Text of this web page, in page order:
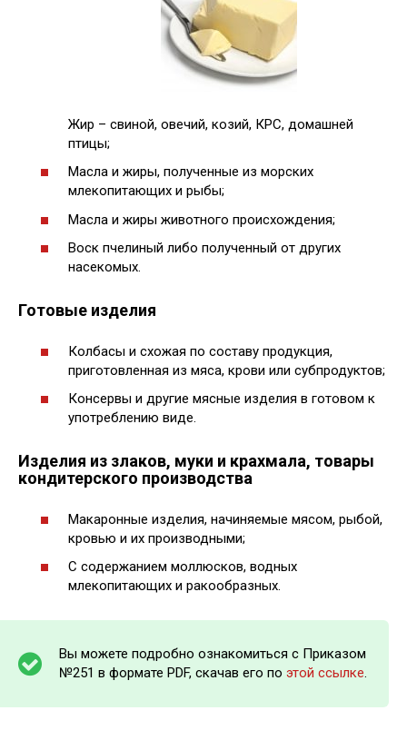
Жир – свиной, овечий, козий, КРС, домашней
птицы;
Масла и жиры, полученные из морских
млекопитающих и рыбы;
Масла и жиры животного происхождения;
Воск пчелиный либо полученный от других
насекомых.
Готовые изделия
Колбасы и схожая по составу продукция,
приготовленная из мяса, крови или субпродуктов;
Консервы и другие мясные изделия в готовом к
употреблению виде.
Изделия из злаков, муки и крахмала, товары
кондитерского производства
Макаронные изделия, начиняемые мясом, рыбой,
кровью и их производными;
С содержанием моллюсков, водных
млекопитающих и ракообразных.
Вы можете подробно ознакомиться с Приказом
№251 в формате PDF, скачав его по этой ссылке.